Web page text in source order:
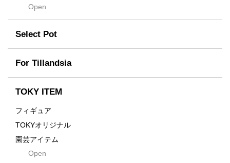
Flames
For
Former
Fused
Earth
emeth
Enhance
Grid
nocturne
tamanhayat
TETSUYA OZAWA
Scratch
Takehiro Ito
Yuya Iha
Open
Select Pot
For Tillandsia
TOKY ITEM
フィギュア
TOKYオリジナル
園芸アイテム
土・化粧石・活力剤
Open